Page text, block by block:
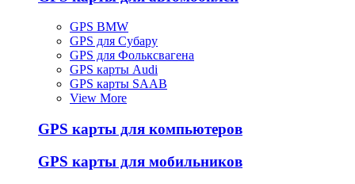
GPS BMW
GPS для Субару
GPS для Фольксвагена
GPS карты Audi
GPS карты SAAB
View More
GPS карты для компьютеров
GPS карты для мобильников